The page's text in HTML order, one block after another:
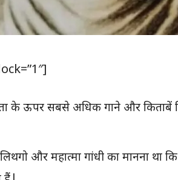
के ऊपर सबसे अधिक गाने और किताबें
और महात्मा गांधी का मानना था